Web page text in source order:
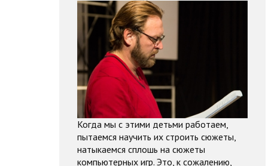
Когда мы с этими детьми работаем,
пытаемся научить их строить сюжеты,
натыкаемся сплошь на сюжеты
компьютерных игр. Это, к сожалению,